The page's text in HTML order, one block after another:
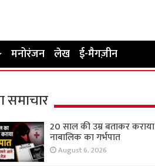
मनोरंजन लेख ई-मैगज़ीन
समाचार
20 साल की उम्र बताकर कराया
नाबालिक का गर्भपात
August 6, 2026